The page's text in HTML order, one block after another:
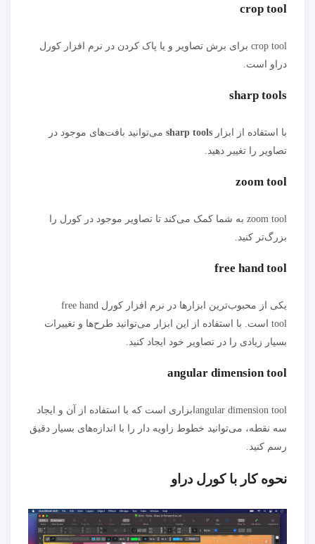
crop tool
crop tool برای برش تصاویر و یا پاک کردن در نرم افزار کورل
دراو است.
sharp tools
با استفاده از ابزار sharp tools می‌توانید بافت‌های موجود در
تصاویر را تغییر دهید.
zoom tool
zoom tool به شما کمک می‌کند تا تصاویر موجود در کورل را
بزرگ‌تر کنید.
free hand tool
یکی از محبوب‌ترین ابزارها در نرم افزار کورل free hand
tool است. با استفاده از این ابزار می‌توانید طرح‌ها و تغییرات
بسیار زیادی را در تصاویر خود ایجاد کنید.
angular dimension tool
angular dimension toolابزاری است که با استفاده از آن و ایجاد
سه نقطه، می‌توانید خطوط زاویه دار را با اندازه‌های بسیار دقیق
رسم کنید.
نحوه کار با کورل دراو